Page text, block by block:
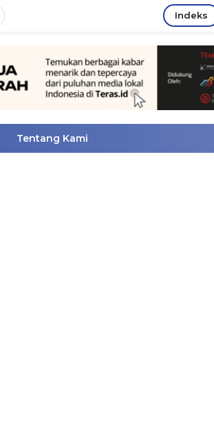
Indeks
Tentang Kami